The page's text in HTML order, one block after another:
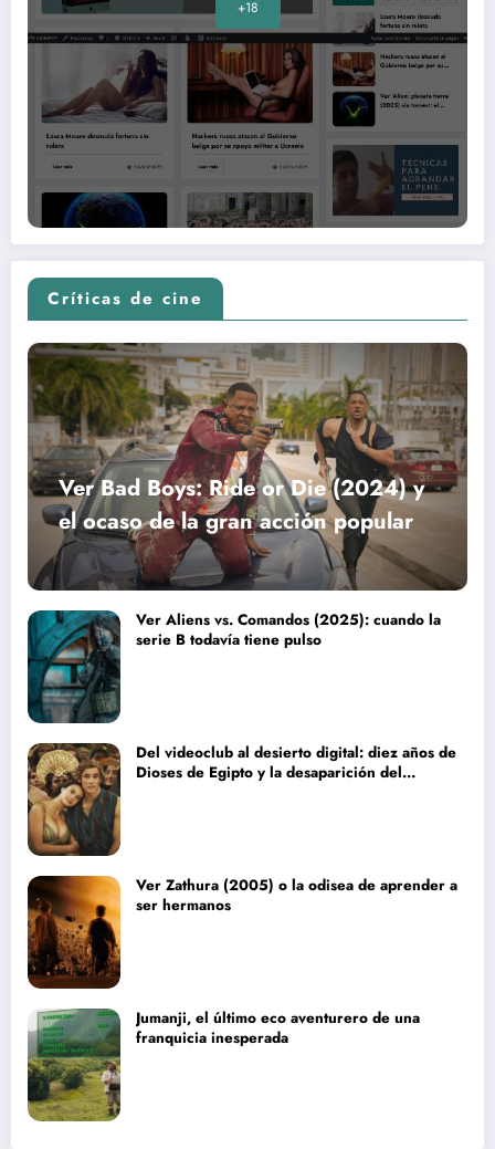
+18
Críticas de cine
Ver Bad Boys: Ride or Die (2024) y
el ocaso de la gran acción popular
Ver Aliens vs. Comandos (2025): cuando la
serie B todavía tiene pulso
Del videoclub al desierto digital: diez años de
Dioses de Egipto y la desaparición del
Ver Zathura (2005) o la odisea de aprender a
ser hermanos
Jumanji, el último eco aventurero de una
franquicia inesperada